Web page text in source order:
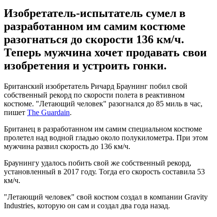
Изобретатель-испытатель сумел в
разработанном им самим костюме
разогнаться до скорости 136 км/ч.
Теперь мужчина хочет продавать свои
изобретения и устроить гонки.
Британский изобретатель Ричард Браунинг побил свой
собственный рекорд по скорости полета в реактивном
костюме. "Летающий человек" разогнался до 85 миль в час,
пишет The Guardain.
Британец в разработанном им самим специальном костюме
пролетел над водной гладью около полукилометра. При этом
мужчина развил скорость до 136 км/ч.
Браунингу удалось побить свой же собственный рекорд,
установленный в 2017 году. Тогда его скорость составила 53
км/ч.
"Летающий человек" свой костюм создал в компании Gravity
Industries, которую он сам и создал два года назад.